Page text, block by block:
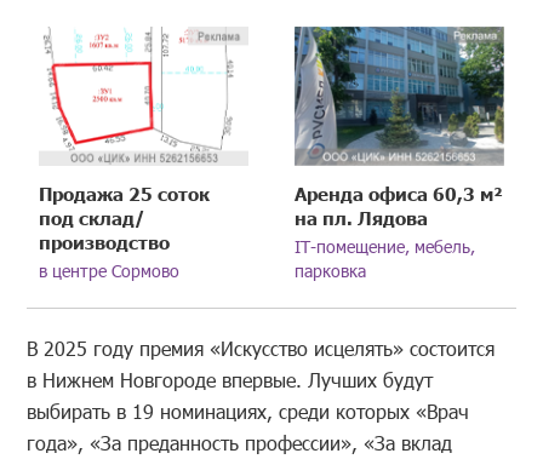
Продажа 25 соток
под склад/
производство
в центре Сормово
Аренда офиса 60,3 м²
на пл. Лядова
IT-помещение, мебель,
парковка
В 2025 году премия «Искусство исцелять» состоится
в Нижнем Новгороде впервые. Лучших будут
выбирать в 19 номинациях, среди которых «Врач
года», «За преданность профессии», «За вклад